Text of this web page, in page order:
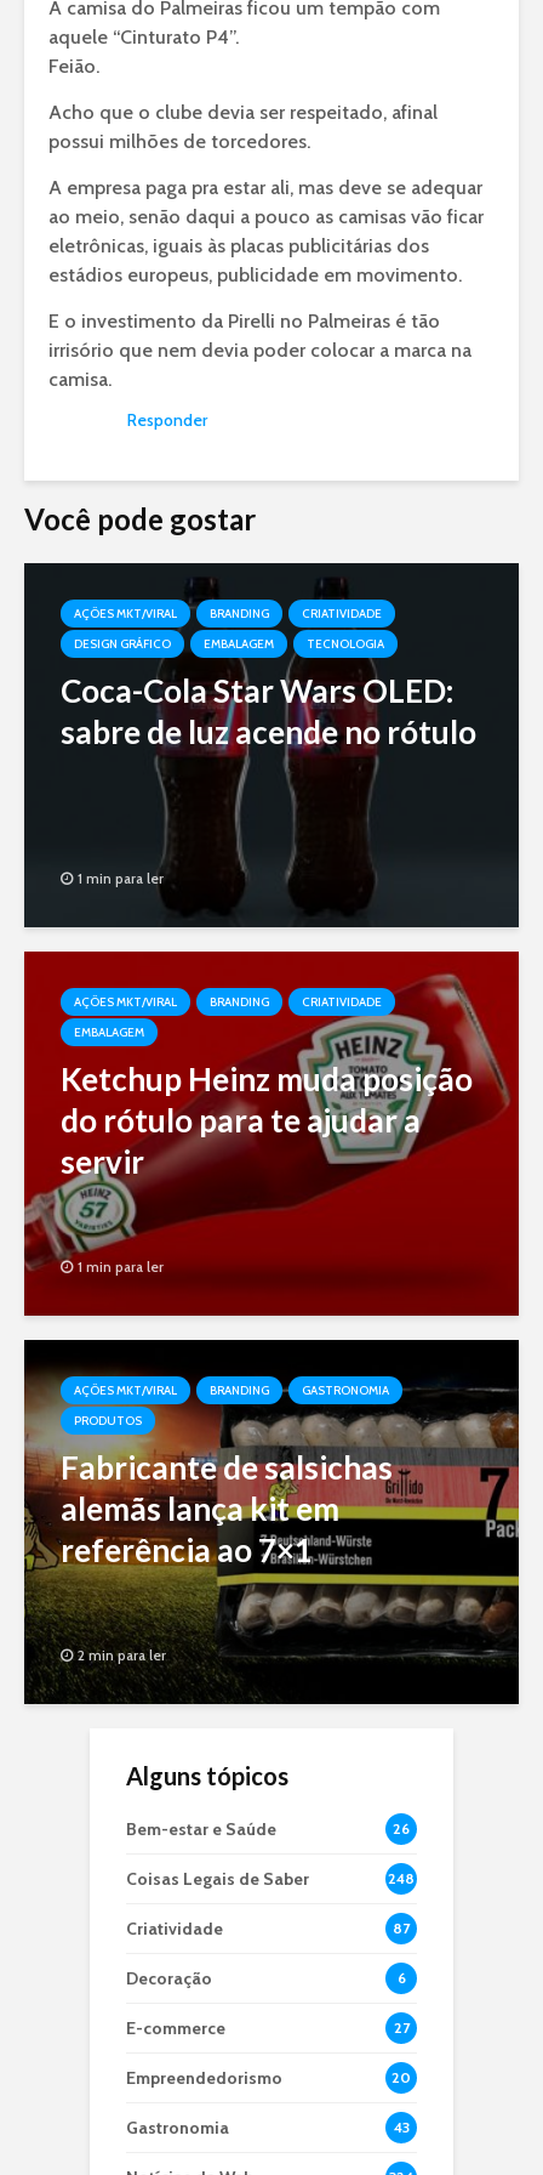
A camisa do Palmeiras ficou um tempão com
aquele “Cinturato P4”.
Feião.
Acho que o clube devia ser respeitado, afinal
possui milhões de torcedores.
A empresa paga pra estar ali, mas deve se adequar
ao meio, senão daqui a pouco as camisas vão ficar
eletrônicas, iguais às placas publicitárias dos
estádios europeus, publicidade em movimento.
E o investimento da Pirelli no Palmeiras é tão
irrisório que nem devia poder colocar a marca na
camisa.
Responder
Você pode gostar
AÇÕES MKT/VIRAL BRANDING
CRIATIVIDADE
DESIGN GRÁFICO
EMBALAGEM TECNOLOGIA
Coca-Cola Star Wars OLED:
sabre de luz acende no rótulo
1 min para ler
AÇÕES MKT/VIRAL BRANDING
CRIATIVIDADE
EMBALAGEM
Ketchup Heinz muda posição
do rótulo para te ajudar a
servir
1 min para ler
AÇÕES MKT/VIRAL BRANDING
GASTRONOMIA
PRODUTOS
Fabricante de salsichas
alemãs lança kit em
referência ao 7×1
2 min para ler
Alguns tópicos
Bem-estar e Saúde 26
Coisas Legais de Saber 248
Criatividade 87
Decoração 6
E-commerce 27
Empreendedorismo 20
Gastronomia 43